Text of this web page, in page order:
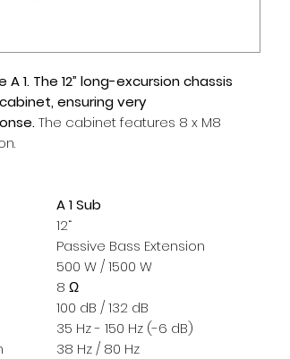
1. The 12” long-excursion chassis
ensuringvery
The cabinet features 8 x M8
A 1 Sub
12“
Passive Bass Extension
500 W / 1500 W
8 Ω
100 dB / 132 dB
35 Hz - 150 Hz (-6 dB)
38 Hz / 80 Hz